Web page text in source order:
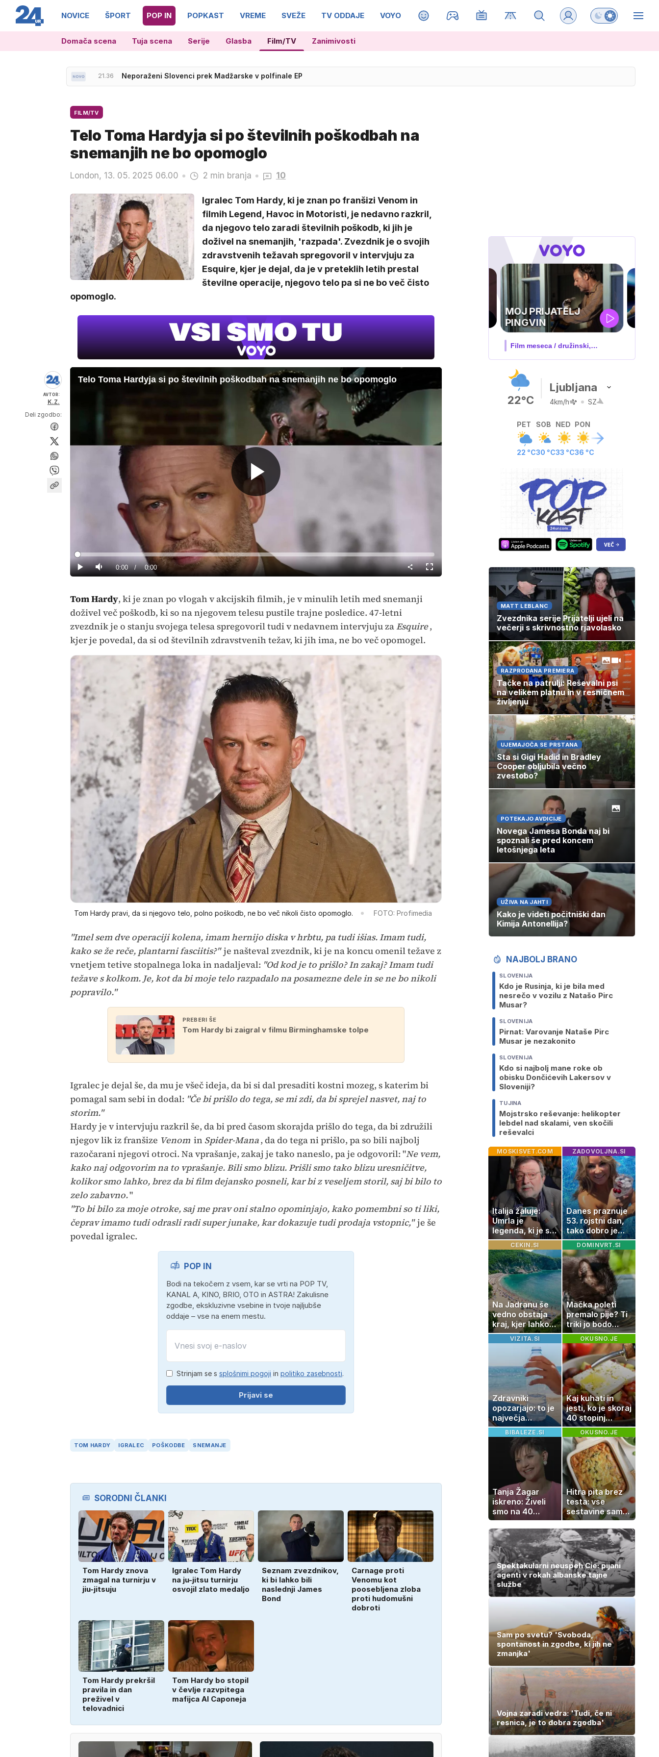
NOVICE ŠPORT POP IN POPKAST VREME SVEŽE TV ODDAJE VOYO MAGAZIN Preklopi barvni
Domača scena Tuja scena Serije Glasba Film/TV Zanimivosti
Neporaženi Slovenci prek Madžarske v polfinale EP
22.42 Pirnat: Varovanje Nataše Pirc Musar je nezakonito
FILM/TV
Telo Toma Hardyja si po številnih poškodbah na
snemanjih ne bo opomoglo
London, 13. 05. 2025 06.00 2 min branja 10
Igralec Tom Hardy, ki je znan po franšizi Venom in
filmih Legend, Havoc in Motoristi, je nedavno razkril,
da njegovo telo zaradi številnih poškodb, ki jih je
doživel na snemanjih, 'razpada'. Zvezdnik je o svojih
zdravstvenih težavah spregovoril v intervjuju za
Esquire, kjer je dejal, da je v preteklih letih prestal
številne operacije, njegovo telo pa si ne bo več čisto
opomoglo.
AVTOR:
K.Z.
Deli zgodbo:
Telo Toma Hardyja si po številnih poškodbah na snemanjih ne bo opomoglo
Predvajaj
Predvajaj
Tiho Current
0:00 / Duration
0:00
Loaded:
0%
Celozaslonski
način
Tom Hardy, ki je znan po vlogah v akcijskih filmih, je v minulih letih med snemanji
doživel več poškodb, ki so na njegovem telesu pustile trajne posledice. 47-letni
zvezdnik je o stanju svojega telesa spregovoril tudi v nedavnem intervjuju zaEsquire,
kjer je povedal, da si od številnih zdravstvenih težav, ki jih ima, ne bo več opomogel.
Tom Hardy pravi, da si njegovo telo, polno poškodb, ne bo več nikoli čisto opomoglo. FOTO: Profimedia
"Imel sem dve operaciji kolena, imam hernijo diska v hrbtu, pa tudi išias. Imam tudi,
kako se že reče, plantarni fasciitis?"je našteval zvezdnik, ki je na koncu omenil težave z
vnetjem tetive stopalnega loka in nadaljeval: "Od kod je to prišlo? In zakaj? Imam tudi
težave s kolkom. Je, kot da bi moje telo razpadalo na posamezne dele in se ne bo nikoli
popravilo."
PREBERI ŠE
Tom Hardy bi zaigral v filmu Birminghamske tolpe
Igralec je dejal še, da mu je všeč ideja, da bi si dal presaditi kostni mozeg, s katerim bi
pomagal sam sebi in dodal: "Če bi prišlo do tega, se mi zdi, da bi sprejel nasvet, naj to
storim."
Hardy je v intervjuju razkril še, da bi pred časom skorajda prišlo do tega, da bi združili
njegov lik iz franšize Venom in Spider-Mana, da do tega ni prišlo, pa so bili najbolj
razočarani njegovi otroci. Na vprašanje, zakaj je tako naneslo, pa je odgovoril: "Ne vem,
kako naj odgovorim na to vprašanje. Bili smo blizu. Prišli smo tako blizu uresničitve,
kolikor smo lahko, brez da bi film dejansko posneli, kar bi z veseljem storil, saj bi bilo to
zelo zabavno."
"To bi bilo za moje otroke, saj me prav oni stalno opominjajo, kako pomembni so ti liki,
čeprav imamo tudi odrasli radi super junake, kar dokazuje tudi prodaja vstopnic,"je še
povedal igralec.
POP IN
Bodi na tekočem z vsem, kar se vrti na POP TV,
KANAL A, KINO, BRIO, OTO in ASTRA! Zakulisne
zgodbe, ekskluzivne vsebine in tvoje najljubše
oddaje – vse na enem mestu.
Strinjam se s splošnimi pogoji in politiko zasebnosti.
Prijavi se
TOM HARDY IGRALEC POŠKODBE SNEMANJE
SORODNI ČLANKI
Tom Hardy znova
zmagal na turnirju v
jiu-jitsuju
Igralec Tom Hardy
na ju-jitsu turnirju
osvojil zlato medaljo
Seznam zvezdnikov,
ki bi lahko bili
naslednji James
Bond
Carnage proti
Venomu kot
poosebljena zloba
proti hudomušni
dobroti
Tom Hardy prekršil
pravila in dan
preživel v
telovadnici
Tom Hardy bo stopil
v čevlje razvpitega
mafijca Al Caponeja
UEFA
SUPERPOKAL
V živo na VOYO: sreda ob 20.30
22°C
Ljubljana
4km/h SZ
PET
22 °C
SOB
30 °C
NED
33 °C
PON
36 °C
MATT LEBLANC
Zvezdnika serije Prijatelji ujeli na
večerji s skrivnostno rjavolasko
RAZPRODANA PREMIERA
Tačke na patrulji: Reševalni psi
na velikem platnu in v resničnem
življenju
UJEMAJOČA SE PRSTANA
Sta si Gigi Hadid in Bradley
Cooper obljubila večno
zvestobo?
POTEKAJO AVDICIJE
Novega Jamesa Bonda naj bi
spoznali še pred koncem
letošnjega leta
UŽIVA NA JAHTI
Kako je videti počitniški dan
Kimija Antonellija?
NAJBOLJ BRANO
SLOVENIJA
Kdo je Rusinja, ki je bila med
nesrečo v vozilu z Natašo Pirc
Musar?
SLOVENIJA
Pirnat: Varovanje Nataše Pirc
Musar je nezakonito
SLOVENIJA
Kdo si najbolj mane roke ob
obisku Dončićevih Lakersov v
Sloveniji?
TUJINA
Mojstrsko reševanje: helikopter
lebdel nad skalami, ven skočili
reševalci
MOSKISVET.COM
Italija žaluje:
Umrla je
legenda, ki je s
svojimi pesmimi
zaznamovala
Italijo
ZADOVOLJNA.SI
Danes praznuje
53. rojstni dan,
tako dobro je
videti znana
Slovenka
CEKIN.SI
Na Jadranu še
vedno obstaja
kraj, kjer lahko
dopustujete
poceni:
nastanitev že od
10 evrov, kosilo
za pet evrov
DOMINVRT.SI
Mačka poleti
premalo pije? Ti
triki jo bodo
spodbudili, da
zaužije več vode
VIZITA.SI
Zdravniki
opozarjajo: to je
največja
napaka, ki jo
ljudje delajo med
vročino
OKUSNO.JE
Kaj kuhati in
jesti, ko je skoraj
40 stopinj
Celzija: 5 kosil
brez prižiganja
pečice
BIBALEZE.SI
Tanja Žagar
iskreno: Živeli
smo na 40
kvadratih, a
imela sem vse,
kar otrok
potrebuje
OKUSNO.JE
Hitra pita brez
testa: vse
sestavine samo
zmešate in
pečica opravi
ostalo
Spektakularni neuspeh Cie: pijani
agenti v rokah albanske tajne
službe
Sam po svetu? 'Svoboda,
spontanost in zgodbe, ki jih ne
zmanjka'
Vojna zaradi vedra: 'Tudi, če ni
resnica, je to dobra zgodba'